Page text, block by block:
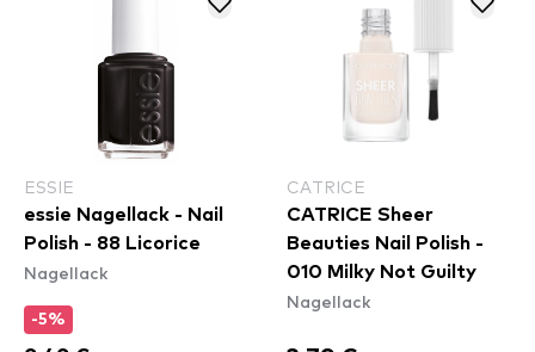
ESSIE
essie Nagellack - Nail
Polish - 88 Licorice
Nagellack
-5%
CATRICE
CATRICE Sheer
Beauties Nail Polish -
010 Milky Not Guilty
Nagellack